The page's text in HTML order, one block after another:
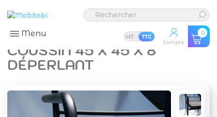
Menu HT TTC
Compte
0
COUSSIN 45 X 45 X 8
DÉPERLANT